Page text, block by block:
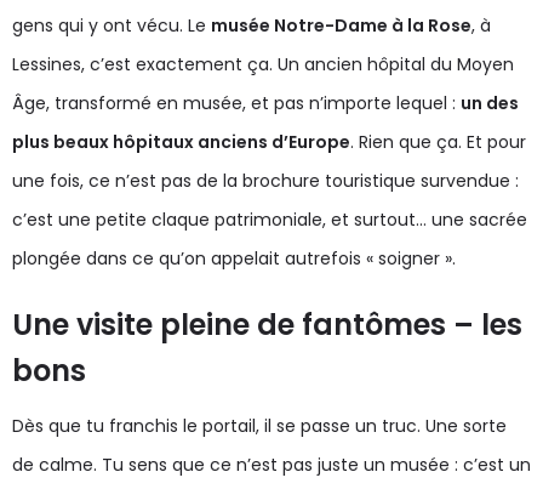
gens qui y ont vécu. Le musée Notre-Dame à la Rose, à
Lessines, c’est exactement ça. Un ancien hôpital du Moyen
Âge, transformé en musée, et pas n’importe lequel : un des
plus beaux hôpitaux anciens d’Europe. Rien que ça. Et pour
une fois, ce n’est pas de la brochure touristique survendue :
c’est une petite claque patrimoniale, et surtout… une sacrée
plongée dans ce qu’on appelait autrefois « soigner ».
Une visite pleine de fantômes – les
bons
Dès que tu franchis le portail, il se passe un truc. Une sorte
de calme. Tu sens que ce n’est pas juste un musée : c’est un